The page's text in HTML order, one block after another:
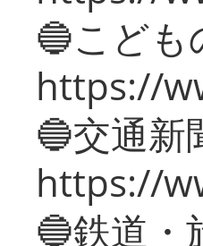
🔵こども
https://
🔵交通新
https://
🔵鉄道・